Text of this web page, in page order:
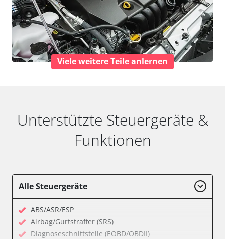
Viele weitere Teile anlernen
Unterstützte Steuergeräte &
Funktionen
Alle Steuergeräte
ABS/ASR/ESP
Airbag/Gurtstraffer (SRS)
Diagnoseschnittstelle (EOBD/OBDII)